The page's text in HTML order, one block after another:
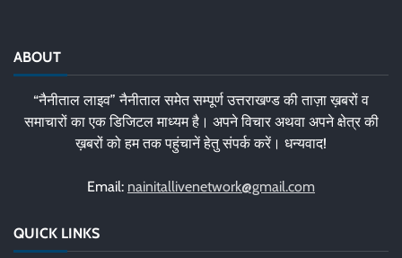
ABOUT
“नैनीताल लाइव” नैनीताल समेत सम्पूर्ण उत्तराखण्ड की ताज़ा ख़बरों व
समाचारों का एक डिजिटल माध्यम है। अपने विचार अथवा अपने क्षेत्र की
ख़बरों को हम तक पहुंचानें हेतु संपर्क करें। धन्यवाद!
Email: nainitallivenetwork@gmail.com
QUICK LINKS